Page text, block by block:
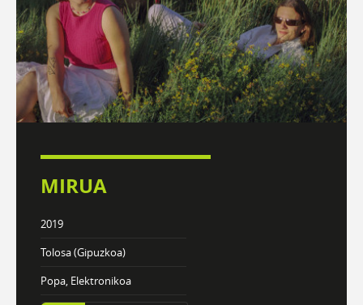
MIRUA
2019
Tolosa (Gipuzkoa)
Popa, Elektronikoa